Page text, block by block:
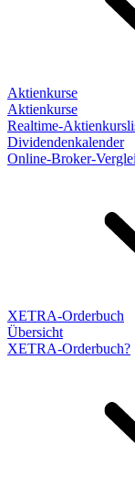
Aktienkurse
Aktienkurse
Realtime-
Dividendenkalender
Online-Broker-
XETRA-Orderbuch
Übersicht
XETRA-Orderbuch?